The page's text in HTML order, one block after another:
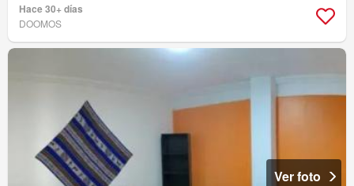
Hace 30+ días
DOOMOS
Ver foto